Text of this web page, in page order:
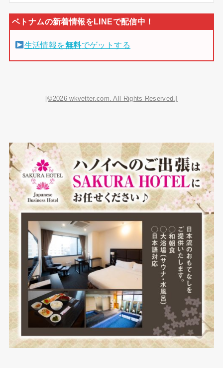
生活情報を無料でゲットする
[©2026 wkvetter.com. All Rights Reserved.]